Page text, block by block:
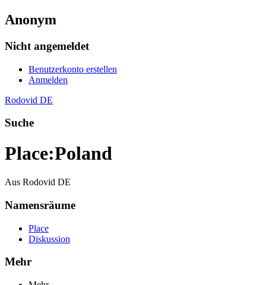
Anonym
Nicht angemeldet
Benutzerkonto erstellen
Anmelden
Rodovid DE
Suche
Place:Poland
Aus Rodovid DE
Namensräume
Place
Diskussion
Mehr